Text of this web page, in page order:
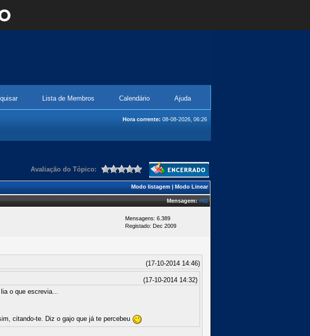
Lista de Membros Calendário Ajuda
Hora corrente: 08-08-2026, 06:26
Avaliação do Tópico:
Modo listagem | Modo Linear
Mensagem:#62
Mensagens: 6.389
Registado: Dec 2009
(17-10-2014 14:46)
(17-10-2014 14:32)
o que escrevia...
citando-te. Diz o gajo que já te percebeu